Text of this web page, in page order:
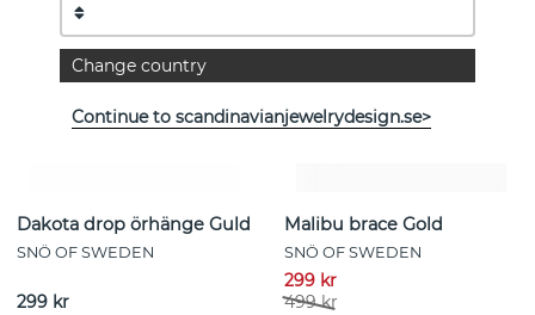
Dakota drop örhänge Guld
SNÖ OF SWEDEN
299 kr
Malibu brace Gold
SNÖ OF SWEDEN
299 kr
499 kr
Change country
Continue to scandinavianjewelrydesign.se>